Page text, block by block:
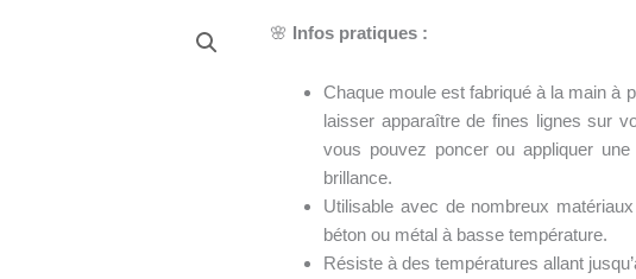
🌸 Infos pratiques :
Chaque moule est fabriqué à la main à
laisser apparaître de fines lignes sur
vous pouvez poncer ou appliquer
brillance.
Utilisable avec de nombreux
béton ou métal à basse température.
Résiste à des températures allant